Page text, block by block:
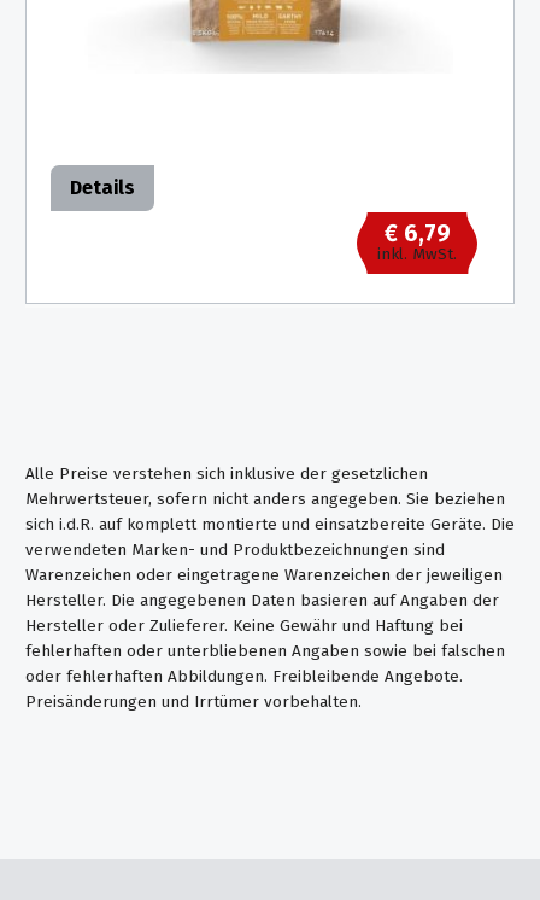
Details
€ 6,79
inkl. MwSt.
Alle Preise verstehen sich inklusive der gesetzlichen
Mehrwertsteuer, sofern nicht anders angegeben. Sie beziehen
sich i.d.R. auf komplett montierte und einsatzbereite Geräte. Die
verwendeten Marken- und Produktbezeichnungen sind
Warenzeichen oder eingetragene Warenzeichen der jeweiligen
Hersteller. Die angegebenen Daten basieren auf Angaben der
Hersteller oder Zulieferer. Keine Gewähr und Haftung bei
fehlerhaften oder unterbliebenen Angaben sowie bei falschen
oder fehlerhaften Abbildungen. Freibleibende Angebote.
Preisänderungen und Irrtümer vorbehalten.